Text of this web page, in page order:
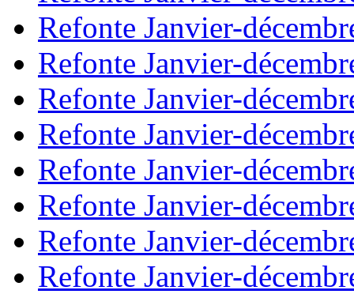
Refonte Janvier-
Refonte Janvier-
Refonte Janvier-
Refonte Janvier-
Refonte Janvier-
Refonte Janvier-
Refonte Janvier-
Refonte Janvier-